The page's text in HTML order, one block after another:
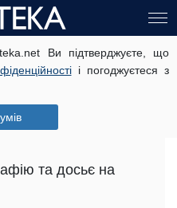
Ви підтверджуєте, що
і погоджуєтеся з
досьє,
досьє, біографія і
та досьє на